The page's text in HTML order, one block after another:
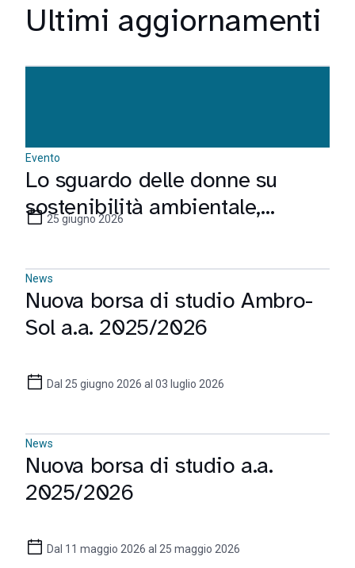
Ultimi aggiornamenti
Evento
Lo sguardo delle donne su
sostenibilità ambientale,
sociale e di governance
25 giugno 2026
News
Nuova borsa di studio Ambro-
Sol a.a. 2025/2026
Dal 25 giugno 2026 al 03 luglio 2026
News
Nuova borsa di studio a.a.
2025/2026
Dal 11 maggio 2026 al 25 maggio 2026